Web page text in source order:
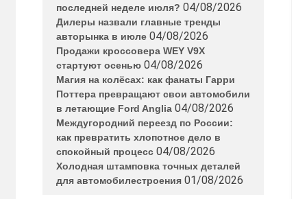
последней неделе июля? 04/08/2026
Дилеры назвали главные тренды
авторынка в июле 04/08/2026
Продажи кроссовера WEY V9X
стартуют осенью 04/08/2026
Магия на колёсах: как фанаты Гарри
Поттера превращают свои автомобили
в летающие Ford Anglia 04/08/2026
Междугородний переезд по России:
как превратить хлопотное дело в
спокойный процесс 04/08/2026
Холодная штамповка точных деталей
для автомобилестроения 01/08/2026